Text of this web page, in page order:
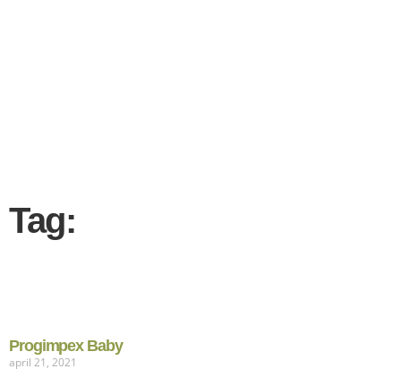
Tag:
Progimpex Baby
april 21, 2021